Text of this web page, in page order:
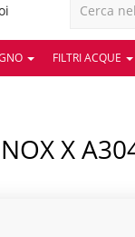
FILTRI ACQUE